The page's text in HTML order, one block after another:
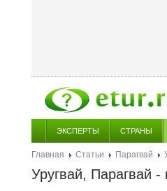
ЭКСПЕРТЫ СТРАНЫ
Главная Статьи Парагвай
Уругвай, Парагвай